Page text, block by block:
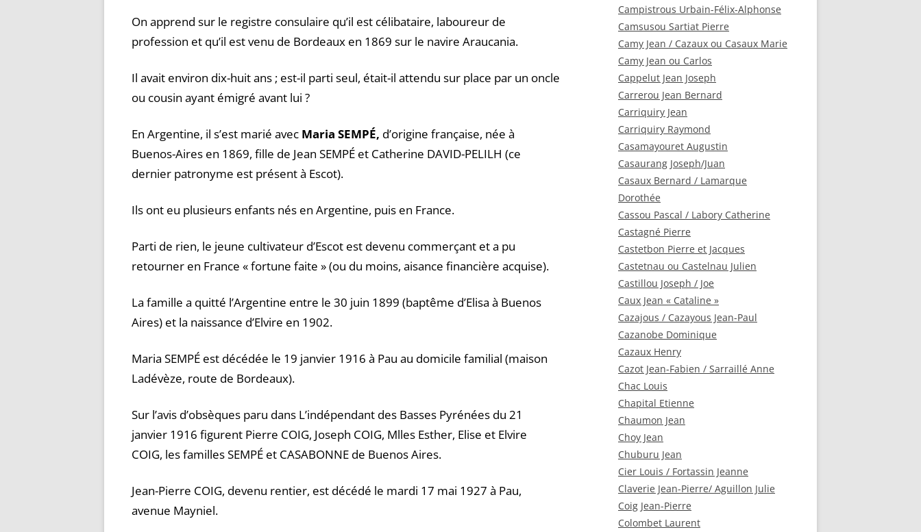
On apprend sur le registre consulaire qu’il est célibataire, laboureur de
profession et qu’il est venu de Bordeaux en 1869 sur le navire Araucania.
Il avait environ dix-huit ans ; est-il parti seul, était-il attendu sur place par un oncle
ou cousin ayant émigré avant lui ?
En Argentine, il s’est marié avec Maria SEMPÉ, d’origine française, née à
Buenos-Aires en 1869, fille de Jean SEMPÉ et Catherine DAVID-PELILH (ce
dernier patronyme est présent à Escot).
Ils ont eu plusieurs enfants nés en Argentine, puis en France.
Parti de rien, le jeune cultivateur d’Escot est devenu commerçant et a pu
retourner en France « fortune faite » (ou du moins, aisance financière acquise).
La famille a quitté l’Argentine entre le 30 juin 1899 (baptême d’Elisa à Buenos
Aires) et la naissance d’Elvire en 1902.
Maria SEMPÉ est décédée le 19 janvier 1916 à Pau au domicile familial (maison
Ladévèze, route de Bordeaux).
Sur l’avis d’obsèques paru dans L’indépendant des Basses Pyrénées du 21
janvier 1916 figurent Pierre COIG, Joseph COIG, Mlles Esther, Elise et Elvire
COIG, les familles SEMPÉ et CASABONNE de Buenos Aires.
Jean-Pierre COIG, devenu rentier, est décédé le mardi 17 mai 1927 à Pau,
avenue Mayniel.
Campistrous Urbain-Félix-Alphonse
Camsusou Sartiat Pierre
Camy Jean / Cazaux ou Casaux Marie
Camy Jean ou Carlos
Cappelut Jean Joseph
Carrerou Jean Bernard
Carriquiry Jean
Carriquiry Raymond
Casamayouret Augustin
Casaurang Joseph/Juan
Casaux Bernard / Lamarque
Dorothée
Cassou Pascal / Labory Catherine
Castagné Pierre
Castetbon Pierre et Jacques
Castetnau ou Castelnau Julien
Castillou Joseph / Joe
Caux Jean « Cataline »
Cazajous / Cazayous Jean-Paul
Cazanobe Dominique
Cazaux Henry
Cazot Jean-Fabien / Sarraillé Anne
Chac Louis
Chapital Etienne
Chaumon Jean
Choy Jean
Chuburu Jean
Cier Louis / Fortassin Jeanne
Claverie Jean-Pierre/ Aguillon Julie
Coig Jean-Pierre
Colombet Laurent